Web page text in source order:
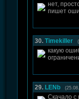
нет,
пишет
30. Timekiller
какую
29. LENb
Скачало с